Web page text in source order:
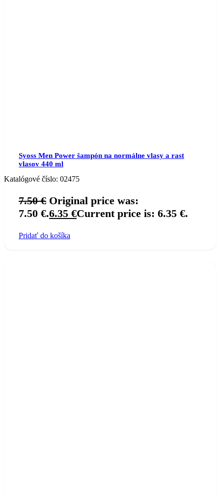
Syoss Men Power šampón na normálne vlasy a rast
vlasov 440 ml
Katalógové číslo: 02475
7.50€ Original price was:
7.50 €.6.35 €Current price is: 6.35 €.
Pridať do košíka